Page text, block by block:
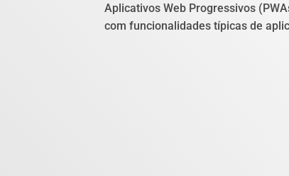
Aplicativos Web Progressivos
com funcionalidades típicas de